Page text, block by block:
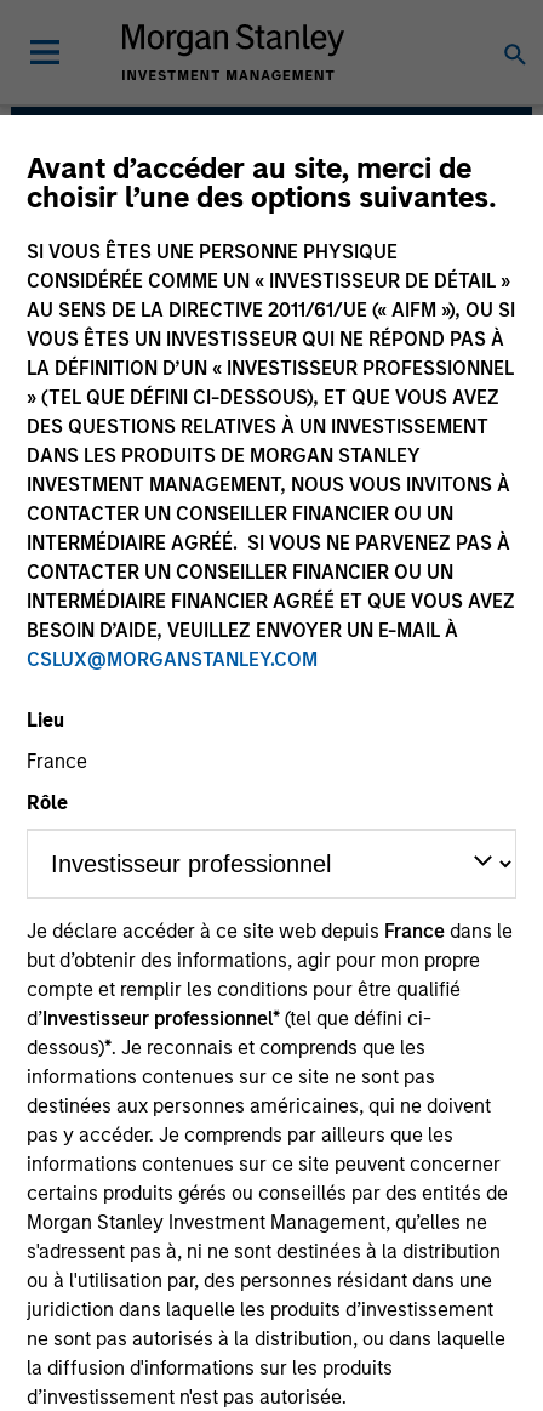
Avant d’accéder au site, merci de
choisir l’une des options suivantes.
SI VOUS ÊTES UNE PERSONNE PHYSIQUE
CONSIDÉRÉE COMME UN « INVESTISSEUR DE DÉTAIL »
AU SENS DE LA DIRECTIVE 2011/61/UE (« AIFM »), OU SI
VOUS ÊTES UN INVESTISSEUR QUI NE RÉPOND PAS À
LA DÉFINITION D’UN « INVESTISSEUR PROFESSIONNEL
» (TEL QUE DÉFINI CI-DESSOUS), ET QUE VOUS AVEZ
DES QUESTIONS RELATIVES À UN INVESTISSEMENT
DANS LES PRODUITS DE MORGAN STANLEY
INVESTMENT MANAGEMENT, NOUS VOUS INVITONS À
CONTACTER UN CONSEILLER FINANCIER OU UN
INTERMÉDIAIRE AGRÉÉ. SI VOUS NE PARVENEZ PAS À
CONTACTER UN CONSEILLER FINANCIER OU UN
INTERMÉDIAIRE FINANCIER AGRÉÉ ET QUE VOUS AVEZ
BESOIN D’AIDE, VEUILLEZ ENVOYER UN E-MAIL À
CSLUX@MORGANSTANLEY.COM
Lieu
France
Rôle
Je déclare accéder à ce site web depuis France dans le
but d’obtenir des informations, agir pour mon propre
compte et remplir les conditions pour être qualifié
d’Investisseur professionnel*(tel que défini ci-
dessous)*. Je reconnais et comprends que les
informations contenues sur ce site ne sont pas
destinées aux personnes américaines, qui ne doivent
pas y accéder. Je comprends par ailleurs que les
informations contenues sur ce site peuvent concerner
certains produits gérés ou conseillés par des entités de
Morgan Stanley Investment Management, qu’elles ne
s'adressent pas à, ni ne sont destinées à la distribution
ou à l'utilisation par, des personnes résidant dans une
juridiction dans laquelle les produits d’investissement
ne sont pas autorisés à la distribution, ou dans laquelle
la diffusion d'informations sur les produits
d’investissement n'est pas autorisée.
Fixed Income Team
Our capabilities are driven by six specialized teams
that span the global fixed income capital markets. Each
specialized team has the autonomy to implement its
own approach while centralized resources allow them
to focus on driving investment excellence.
Leadership
Managing Director
Ken Topping
Managing Director
Anuj Gulati, CFA
Managing Director
Katie Herr
Managing Director
Alicia M. Keenan
Managing Director